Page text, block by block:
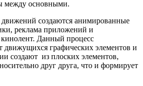
между основными.
создаются анимированные
реклама приложений и
Данный процесс
движущихся графических элементов и
создают из плоских элементов,
друг друга, что и формирует